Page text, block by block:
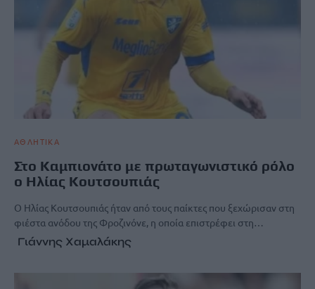
ΑΘΛΗΤΙΚΑ
Στο Καμπιονάτο με πρωταγωνιστικό ρόλο
ο Ηλίας Κουτσουπιάς
Ο Ηλίας Κουτσουπιάς ήταν από τους παίκτες που ξεχώρισαν στη
φιέστα ανόδου της Φροζινόνε, η οποία επιστρέφει στη…
Γιάννης Χαμαλάκης